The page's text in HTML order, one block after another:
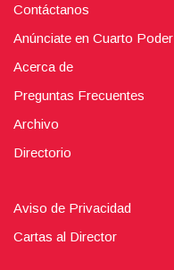
Contáctanos
Anúnciate en Cuarto Poder
Acerca de
Preguntas Frecuentes
Archivo
Directorio
Aviso de Privacidad
Cartas al Director